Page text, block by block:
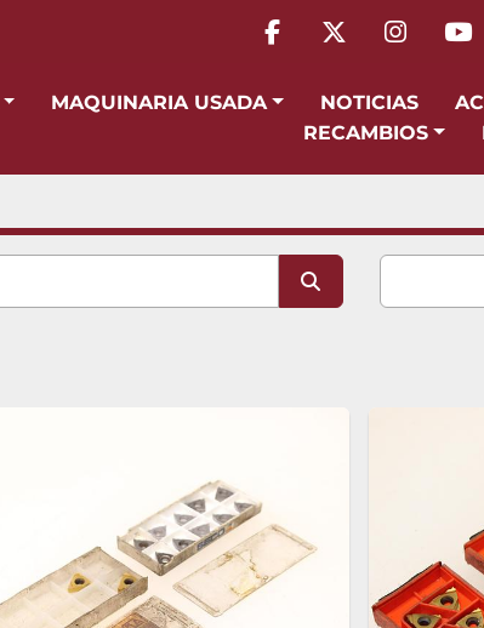
facebook
twitter
MAQUINARIA USADA NOTICIAS
RECAMBIOS